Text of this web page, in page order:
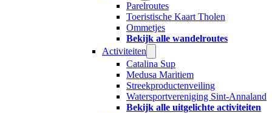
Parelroutes
Toeristische Kaart Tholen
Ommetjes
Bekijk alle wandelroutes
Activiteiten
Catalina Sup
Medusa Maritiem
Streekproductenveiling
Watersportvereniging Sint-Annaland
Bekijk alle uitgelichte activiteiten